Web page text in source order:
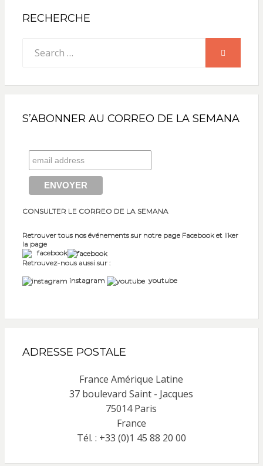
RECHERCHE
for:
SEARCH
S’ABONNER AU CORREO DE LA SEMANA
CONSULTER LE CORREO DE LA SEMANA
Retrouver tous nos événements sur notre page Facebook et liker
la page
facebook
Retrouvez-nous aussi sur :
instagram
youtube
ADRESSE POSTALE
France Amérique Latine
37 boulevard Saint - Jacques
75014 Paris
France
Tél. : +33 (0)1 45 88 20 00